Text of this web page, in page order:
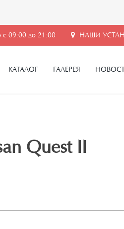
с 09:00 до 21:00 НАШИ
КАТАЛОГ ГАЛЕРЕЯ
Quest II